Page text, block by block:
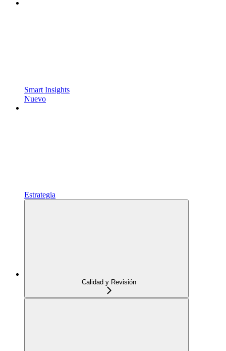
Smart Insights
Nuevo
Estrategia
Calidad y Revisión